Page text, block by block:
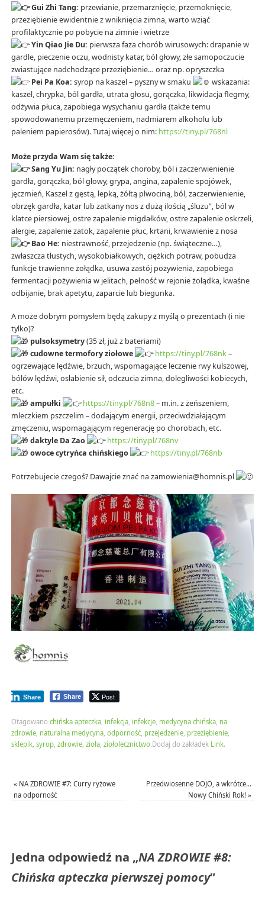
Gui Zhi Tang: przewianie, przemarznięcie, przemoknięcie,
przeziębienie ewidentnie z wniknięcia zimna, warto wziąć
profilaktycznie po pobycie na zimnie i wietrze
Yin Qiao Jie Du: pierwsza faza chorób wirusowych: drapanie w
gardle, pieczenie oczu, wodnisty katar, ból głowy, złe samopoczucie
zwiastujące nadchodzące przeziębienie… oraz np. opryszczka
Pei Pa Koa: syrop na kaszel – pyszny w smaku
wskazania:
kaszel, chrypka, ból gardła, utrata głosu, gorączka, likwidacja flegmy,
odżywia płuca, zapobiega wysychaniu gardła (także temu
spowodowanemu przemęczeniem, nadmiarem alkoholu lub
paleniem papierosów). Tutaj więcej o nim: https://tiny.pl/768nl
Może przyda Wam się także:
Sang Yu Jin: nagły początek choroby, ból i zaczerwienienie
gardła, gorączka, ból głowy, grypa, angina, zapalenie spojówek,
jęczmień, Kaszel z gęstą, lepką, żółtą plwociną, ból, zaczerwienienie,
obrzęk gardła, katar lub zatkany nos z dużą ilością „śluzu”, ból w
klatce piersiowej, ostre zapalenie migdałków, ostre zapalenie oskrzeli,
alergie, zapalenie zatok, zapalenie płuc, krtani, krwawienie z nosa
Bao He: niestrawność, przejedzenie (np. świąteczne…),
zwłaszcza tłustych, wysokobiałkowych, ciężkich potraw, pobudza
funkcje trawienne żołądka, usuwa zastój pożywienia, zapobiega
fermentacji pożywienia w jelitach, pełność w rejonie żołądka, kwaśne
odbijanie, brak apetytu, zaparcie lub biegunka.
A może dobrym pomysłem będą zakupy z myślą o prezentach (i nie
tylko)?
pulsoksymetry(35 zł, już z bateriami)
cudowne termofory ziołowe
https://tiny.pl/768nk–
ogrzewające lędźwie, brzuch, wspomagające leczenie rwy kulszowej,
bólów lędźwi, osłabienie sił, odczucia zimna, dolegliwości kobiecych,
etc.
ampułki
https://tiny.pl/768n8– m.in. z żeńszeniem,
mleczkiem pszczelim – dodającym energii, przeciwdziałającym
zmęczeniu, wspomagającym regenerację po chorobach, etc.
daktyle Da Zao
https://tiny.pl/768nv
owoce cytryńca chińskiego
https://tiny.pl/768nb
Potrzebujecie czegoś? Dawajcie znać na zamowienia@homnis.pl
Share Post
Share
Otagowano chińska apteczka, infekcja, infekcje, medycyna chińska, na
zdrowie, naturalna medycyna, odporność, przejedzenie, przeziębienie,
sklepik, syrop, zdrowie, zioła, ziołolecznictwo.Dodaj do zakładek Link.
« NA ZDROWIE #7: Curry ryżowe
na odporność
Przedwiosenne DOJO, a wkrótce…
Nowy Chiński Rok!»
Jedna odpowiedź na „NA ZDROWIE #8:
Chińska apteczka pierwszej pomocy”